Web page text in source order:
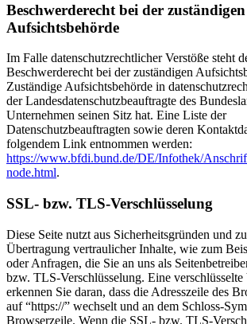
Beschwerderecht bei der zuständigen
Aufsichtsbehörde
Im Falle datenschutzrechtlicher Verstöße steht
Beschwerderecht bei der zuständigen
Zuständige Aufsichtsbehörde in
der Landesdatenschutzbeauftragte des
Unternehmen seinen Sitz hat. Eine Liste der
Datenschutzbeauftragten sowie deren
folgendem Link entnommen werden:
https://www.bfdi.bund.de/DE/Infothek/
node.html.
SSL- bzw. TLS-Verschlüsselung
Diese Seite nutzt aus Sicherheitsgründen und
Übertragung vertraulicher Inhalte, wie zum
oder Anfragen, die Sie an uns als
bzw. TLS-Verschlüsselung. Eine
erkennen Sie daran, dass die Adresszeile des
auf “https://” wechselt und an dem Schloss-
Browserzeile. Wenn die SSL- bzw. TLS-